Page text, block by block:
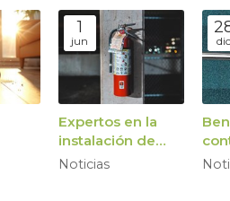
1
jun
Expertos en la
instalación de
sistemas
Noticias
dic